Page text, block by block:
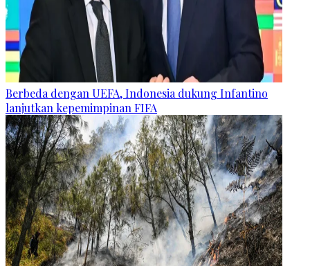
Berbeda dengan UEFA, Indonesia dukung Infantino
lanjutkan kepemimpinan FIFA